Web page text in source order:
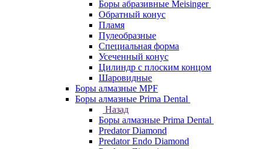
Боры абразивные Meisinger
Обратный конус
Пламя
Пулеобразные
Специальная форма
Усеченный конус
Цилиндр с плоским концом
Шаровидные
Боры алмазные MPF
Боры алмазные Prima Dental
Назад
Боры алмазные Prima Dental
Predator Diamond
Predator Endo Diamond